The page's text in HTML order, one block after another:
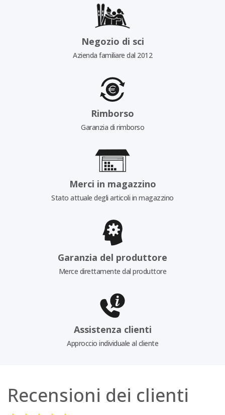
Negozio di sci
Azienda familiare dal 2012
Rimborso
Garanzia di rimborso
Merci in magazzino
Stato attuale degli articoli in magazzino
Garanzia del produttore
Merce direttamente dal produttore
Assistenza clienti
Approccio individuale al cliente
Recensioni dei clienti